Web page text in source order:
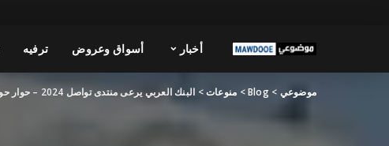
أخبار أسواق وعروض ترفيه
موضوعي >
Blog
> منوعات> البنك العربي يرعى منتدى تواصل 2024 – حوار حول الواقع والتطلعات